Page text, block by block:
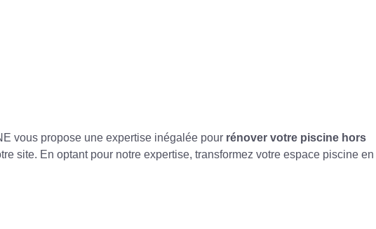
vous propose une expertise inégalée pour rénover votre piscine hors
site. En optant pour notre expertise, transformez votre espace piscine en